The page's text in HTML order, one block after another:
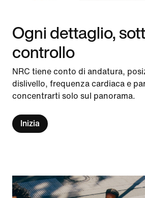
Ogni dettaglio,
controllo
NRC tiene conto di andatura,
dislivello, frequenza cardiaca e
concentrarti solo sul panorama.
Inizia